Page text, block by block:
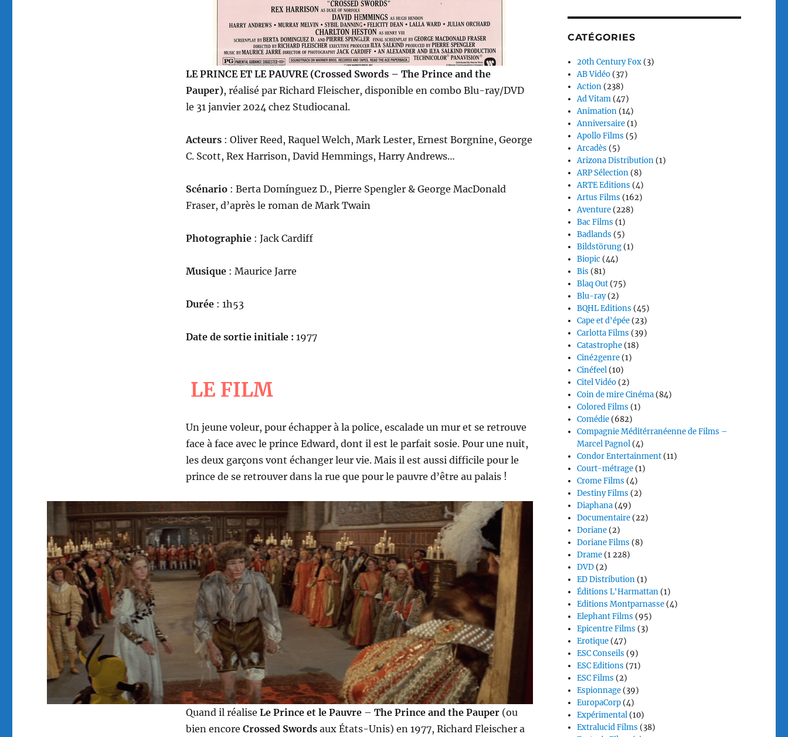
LE PRINCE ET LE PAUVRE (Crossed Swords – The Prince and the
Pauper), réalisé par Richard Fleischer, disponible en combo Blu-ray/DVD
le 31 janvier 2024 chez Studiocanal.
Acteurs : Oliver Reed, Raquel Welch, Mark Lester, Ernest Borgnine, George
C. Scott, Rex Harrison, David Hemmings, Harry Andrews…
Scénario : Berta Domínguez D., Pierre Spengler & George MacDonald
Fraser, d’après le roman de Mark Twain
Photographie : Jack Cardiff
Musique : Maurice Jarre
Durée : 1h53
Date de sortie initiale : 1977
LE FILM
Un jeune voleur, pour échapper à la police, escalade un mur et se retrouve
face à face avec le prince Edward, dont il est le parfait sosie. Pour une nuit,
les deux garçons vont échanger leur vie. Mais il est aussi difficile pour le
prince de se retrouver dans la rue que pour le pauvre d’être au palais !
Quand il réalise Le Prince et le Pauvre– The Prince and the Pauper(ou
bien encore Crossed Swordsaux États-Unis) en 1977, Richard Fleischer a
CATÉGORIES
20th Century Fox (3)
AB Vidéo (37)
Action (238)
Ad Vitam (47)
Animation (14)
Anniversaire (1)
Apollo Films (5)
Arcadès (5)
Arizona Distribution (1)
ARP Sélection (8)
ARTE Editions (4)
Artus Films (162)
Aventure (228)
Bac Films (1)
Badlands (5)
Bildstörung (1)
Biopic (44)
Bis (81)
Blaq Out (75)
Blu-ray(2)
BQHL Editions (45)
Cape et d'épée (23)
Carlotta Films (39)
Catastrophe (18)
Ciné2genre (1)
Cinéfeel (10)
Citel Vidéo (2)
Coin de mire Cinéma (84)
Colored Films (1)
Comédie (682)
Compagnie Méditérranéenne de Films –
Marcel Pagnol (4)
Condor Entertainment (11)
Court-métrage (1)
Crome Films (4)
Destiny Films (2)
Diaphana (49)
Documentaire (22)
Doriane (2)
Doriane Films (8)
Drame (1 228)
DVD (2)
ED Distribution (1)
Éditions L'Harmattan (1)
Editions Montparnasse (4)
Elephant Films (95)
Epicentre Films (3)
Erotique (47)
ESC Conseils (9)
ESC Editions (71)
ESC Films (2)
Espionnage (39)
EuropaCorp (4)
Expérimental (10)
Extralucid Films (38)